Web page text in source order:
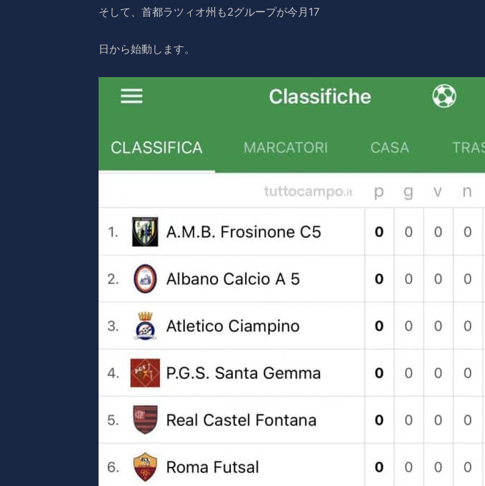
そして、首都ラツィオ州も2グループが今月17
日から始動します。